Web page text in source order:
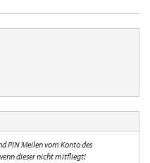
PIN Meilen vom Konto des
dieser nicht mitfliegt!